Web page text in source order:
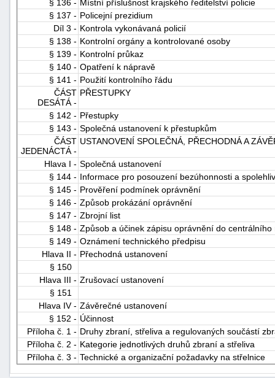
§ 136 - Místní příslušnost krajského ředitelství policie
§ 137 - Policejní prezidium
Díl 3 - Kontrola vykonávaná policií
§ 138 - Kontrolní orgány a kontrolované osoby
§ 139 - Kontrolní průkaz
§ 140 - Opatření k nápravě
§ 141 - Použití kontrolního řádu
ČÁST
DESÁTÁ -
PŘESTUPKY
§ 142 - Přestupky
§ 143 - Společná ustanovení k přestupkům
ČÁST
JEDENÁCTÁ -
USTANOVENÍ SPOLEČNÁ, PŘECHODNÁ A
Hlava I - Společná ustanovení
§ 144 - Informace pro posouzení bezúhonnosti a
§ 145 - Prověření podmínek oprávnění
§ 146 - Způsob prokázání oprávnění
§ 147 - Zbrojní list
§ 148 - Způsob a účinek zápisu oprávnění do
§ 149 - Oznámení technického předpisu
Hlava II - Přechodná ustanovení
§ 150
Hlava III - Zrušovací ustanovení
§ 151
Hlava IV - Závěrečné ustanovení
§ 152 - Účinnost
Příloha č. 1 - Druhy zbraní, střeliva a regulovaných součástí
Příloha č. 2 - Kategorie jednotlivých druhů zbraní a střeliva
Příloha č. 3 - Technické a organizační požadavky na střelnice